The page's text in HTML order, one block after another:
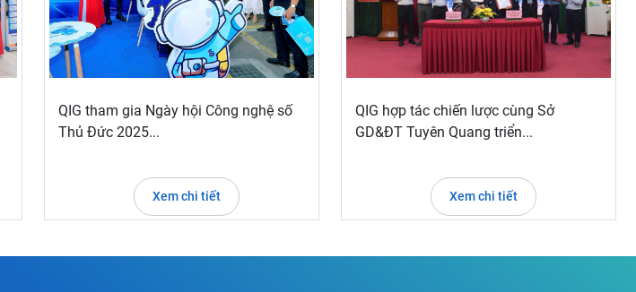
QIG tham gia Ngày hội Công nghệ số
Thủ Đức 2025...
Xem chi tiết
QIG hợp tác chiến lược cùng Sở
GD&ĐT Tuyên Quang triển...
Xem chi tiết